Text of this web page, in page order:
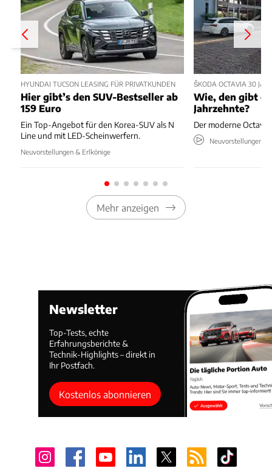
HYUNDAI TUCSON LEASING FÜR PRIVATKUNDEN
Hier gibt’s den SUV-Bestseller ab
159 Euro
Ein Top-Angebot für den Korea-SUV als N
Line und mit LED-Scheinwerfern.
Neuvorstellungen & Erlkönige
ŠKODA OCTAVIA 30
Wie, den gibt
Jahrzehnte?
Der moderne
Neuvorstellungen &
Mehr anzeigen
Newsletter
Top-Tests, echte
Erfahrungsberichte &
Technik-Highlights – direkt in
Ihr Postfach.
Kostenlos abonnieren